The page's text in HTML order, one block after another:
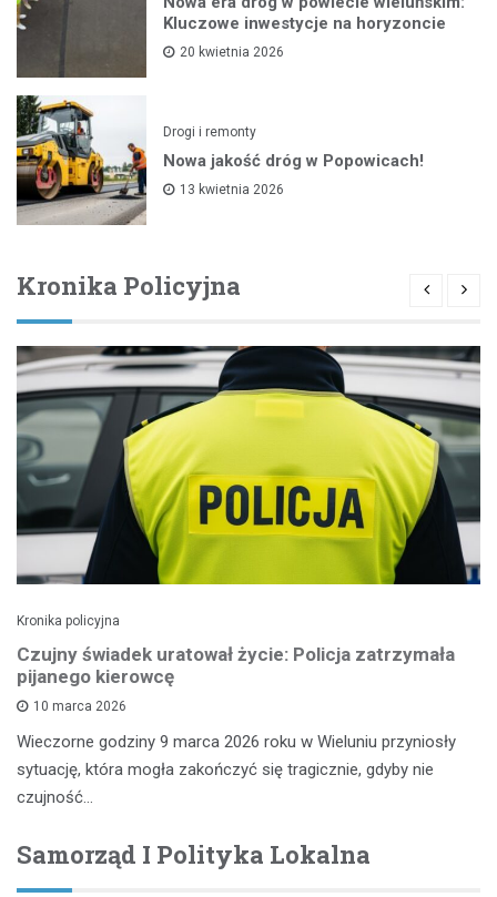
Kluczowe inwestycje na horyzoncie
20 kwietnia 2026
Drogi i remonty
Nowa jakość dróg w Popowicach!
13 kwietnia 2026
Kronika Policyjna
Kronika policyjna
Czujny świadek uratował życie: Policja zatrzymała
pijanego kierowcę
10 marca 2026
Wieczorne godziny 9 marca 2026 roku w Wieluniu przyniosły
sytuację, która mogła zakończyć się tragicznie, gdyby nie
czujność…
Samorząd I Polityka Lokalna